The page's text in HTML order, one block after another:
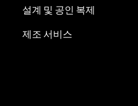
설계 및 공인 복제
제조 서비스